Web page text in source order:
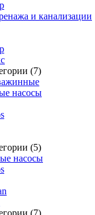
и канализации
(7)
насосы
(5)
насосы
(7)